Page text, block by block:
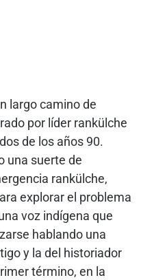
largo camino de
por líder rankülche
de los años 90.
una suerte de
rankülche,
explorar el problema
voz indígena que
hablando una
y la del historiador
término, en la